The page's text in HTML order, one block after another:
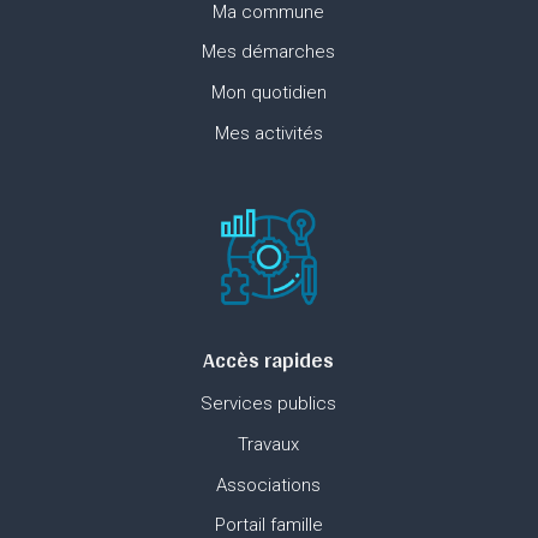
Ma commune
Mes démarches
Mon quotidien
Mes activités
Accès rapides
Services publics
Travaux
Associations
Portail famille